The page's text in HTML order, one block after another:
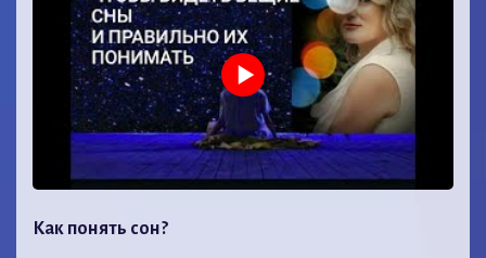
Как понять сон?